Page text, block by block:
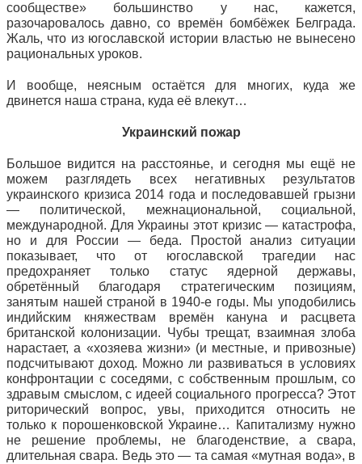
сообществе» большинство у нас, кажется,
разочаровалось давно, со времён бомбёжек Белграда.
Жаль, что из югославской истории властью не вынесено
рациональных уроков.
И вообще, неясным остаётся для многих, куда же
двинется наша страна, куда её влекут…
Украинский пожар
Большое видится на расстоянье, и сегодня мы ещё не
можем разглядеть всех негативных результатов
украинского кризиса 2014 года и последовавшей грызни
— политической, межнациональной, социальной,
международной. Для Украины этот кризис — катастрофа,
но и для России — беда. Простой анализ ситуации
показывает, что от югославской трагедии нас
предохраняет только статус ядерной державы,
обретённый благодаря стратегическим позициям,
занятым нашей страной в 1940-е годы. Мы уподобились
индийским княжествам времён кануна и расцвета
британской колонизации. Чубы трещат, взаимная злоба
нарастает, а «хозяева жизни» (и местные, и привозные)
подсчитывают доход. Можно ли развиваться в условиях
конфронтации с соседями, с собственным прошлым, со
здравым смыслом, с идеей социального прогресса? Этот
риторический вопрос, увы, приходится относить не
только к порошенковской Украине… Капитализму нужно
не решение проблемы, не благоденствие, а свара,
длительная свара. Ведь это — та самая «мутная вода», в